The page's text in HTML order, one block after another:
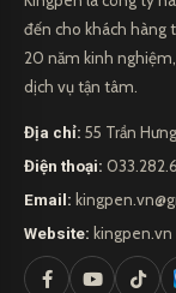
đến cho khách hàng
20 năm kinh
dịch vụ tận tâm.
Địa chỉ: 55 Trần
Điện thoại:
Email:
Website: kingpen.vn